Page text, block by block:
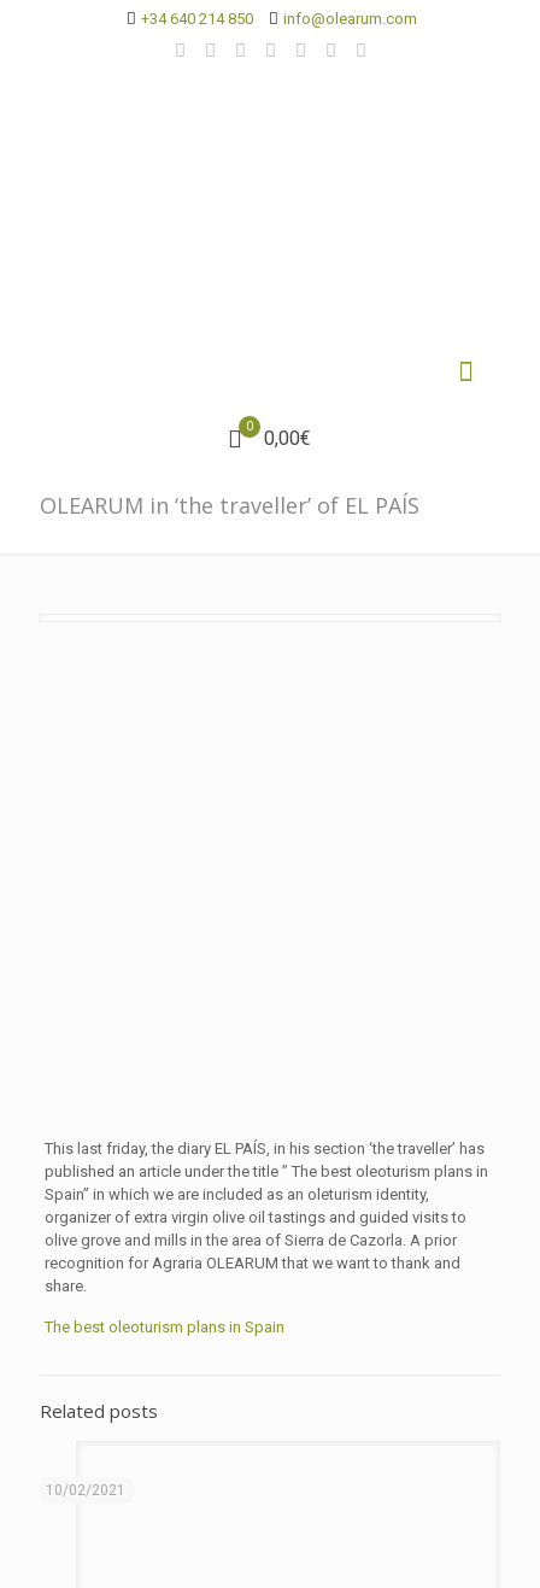
+34 640 214 850 info@olearum.com
0
0,00€
OLEARUM in ‘the traveller’ of EL PAÍS
This last friday, the diary EL PAÍS, in his section ‘the traveller’ has
published an article under the title ” The best oleoturism plans in
Spain” in which we are included as an oleturism identity,
organizer of extra virgin olive oil tastings and guided visits to
olive grove and mills in the area of Sierra de Cazorla. A prior
recognition for Agraria OLEARUM that we want to thank and
share.
The best oleoturism plans in Spain
Related posts
10/02/2021